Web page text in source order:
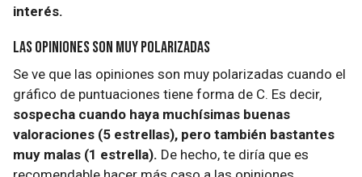
interés.
Las opiniones son muy polarizadas
Se ve que las opiniones son muy polarizadas cuando el
gráfico de puntuaciones tiene forma de C. Es decir,
sospecha cuando haya muchísimas buenas
valoraciones (5 estrellas), pero también bastantes
muy malas (1 estrella). De hecho, te diría que es